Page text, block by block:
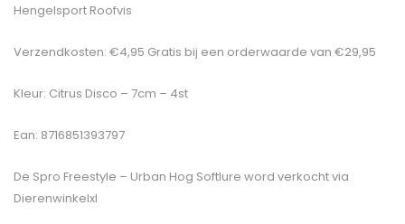
Hengelsport Roofvis
Verzendkosten: €4,95 Gratis bij een orderwaarde van €29,95
Kleur: Citrus Disco – 7cm – 4st
Ean: 8716851393797
De Spro Freestyle – Urban Hog Softlure word verkocht via
Dierenwinkelxl